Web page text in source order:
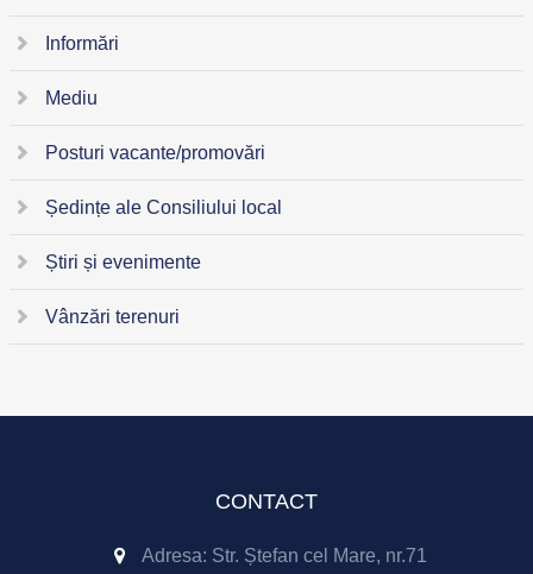
Informări
Mediu
Posturi vacante/promovări
Ședințe ale Consiliului local
Știri și evenimente
Vânzări terenuri
CONTACT
Adresa: Str. Ștefan cel Mare, nr.71